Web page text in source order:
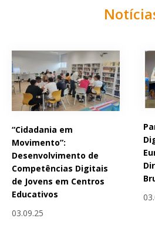
“Cidadania em
Movimento”:
Desenvolvimento de
Competências Digitais
de Jovens em Centros
Educativos
03.09.25
Páginas